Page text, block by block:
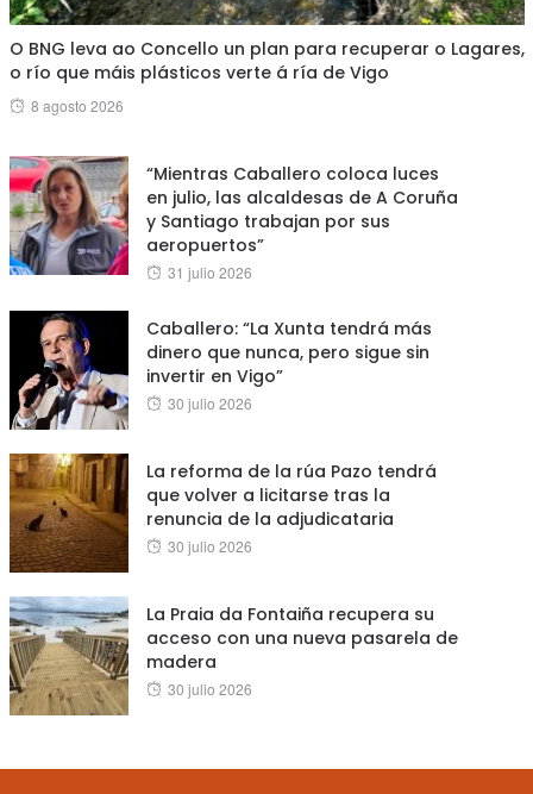
O BNG leva ao Concello un plan para recuperar o Lagares,
o río que máis plásticos verte á ría de Vigo
Posted
8 agosto 2026
“Mientras Caballero coloca luces
en julio, las alcaldesas de A Coruña
y Santiago trabajan por sus
aeropuertos”
Posted
31 julio 2026
Caballero: “La Xunta tendrá más
dinero que nunca, pero sigue sin
invertir en Vigo”
Posted
30 julio 2026
La reforma de la rúa Pazo tendrá
que volver a licitarse tras la
renuncia de la adjudicataria
Posted
30 julio 2026
La Praia da Fontaiña recupera su
acceso con una nueva pasarela de
madera
Posted
30 julio 2026